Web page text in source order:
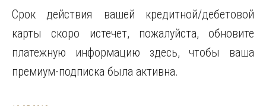
Срок действия вашей кредитной/дебетовой
карты скоро истечет, пожалуйста, обновите
платежную информацию здесь, чтобы ваша
премиум-подписка была активна.